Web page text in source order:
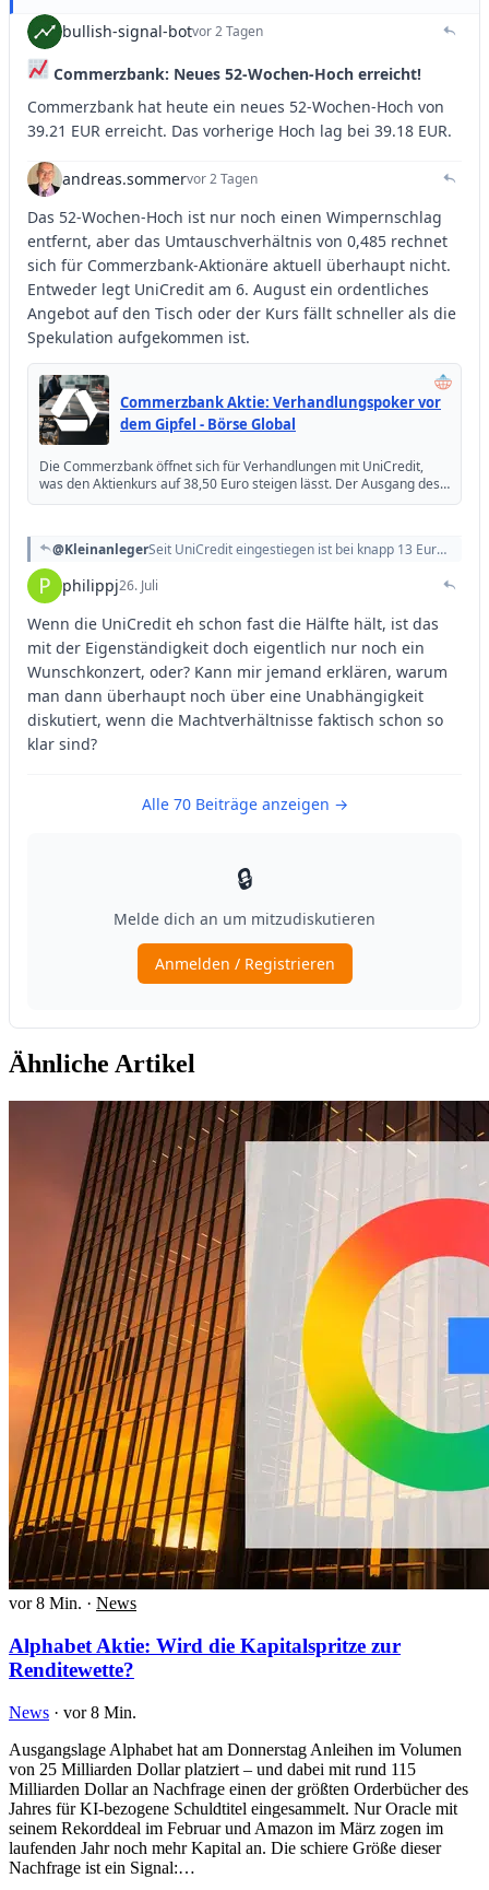
Ähnliche Artikel
vor 8 Min. · News
Alphabet Aktie: Wird die Kapitalspritze zur
Renditewette?
News · vor 8 Min.
Ausgangslage Alphabet hat am Donnerstag Anleihen im Volumen
von 25 Milliarden Dollar platziert – und dabei mit rund 115
Milliarden Dollar an Nachfrage einen der größten Orderbücher des
Jahres für KI-bezogene Schuldtitel eingesammelt. Nur Oracle mit
seinem Rekorddeal im Februar und Amazon im März zogen im
laufenden Jahr noch mehr Kapital an. Die schiere Größe dieser
Nachfrage ist ein Signal:…